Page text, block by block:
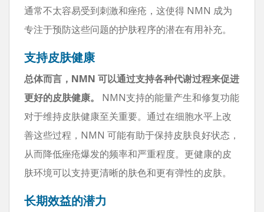
通常不太容易受到刺激和痤疮，这使得 NMN 成为
专注于预防这些问题的护肤程序的潜在有用补充。
支持皮肤健康
总体而言，NMN 可以通过支持各种代谢过程来促进
更好的皮肤健康。
NMN支持的能量产生和修复功能
对于维持皮肤健康至关重要。通过在细胞水平上改
善这些过程，NMN 可能有助于保持皮肤良好状态，
从而降低痤疮爆发的频率和严重程度。更健康的皮
肤环境可以支持更清晰的肤色和更有弹性的皮肤。
长期效益的潜力